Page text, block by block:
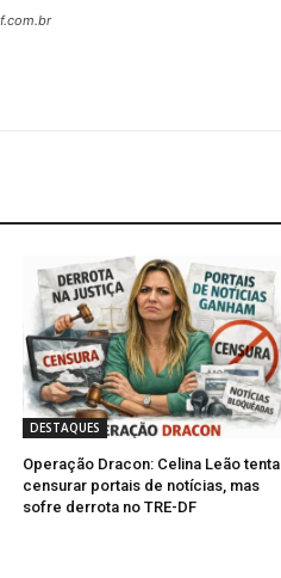
DESTAQUES
Operação Dracon: Celina Leão tenta
censurar portais de notícias, mas
sofre derrota no TRE-DF